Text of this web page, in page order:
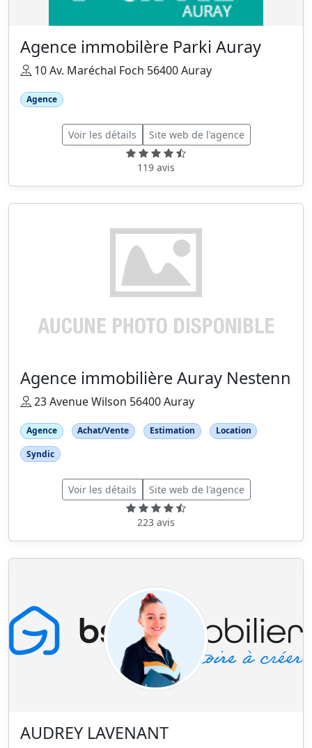
Agence immobilère Parki Auray
10 Av. Maréchal Foch 56400 Auray
Agence
Voir les détails Site web de l'agence
119 avis
Agence immobilière Auray Nestenn
23 Avenue Wilson 56400 Auray
Agence Achat/Vente Estimation
Location
Syndic
Voir les détails Site web de l'agence
223 avis
AUDREY LAVENANT